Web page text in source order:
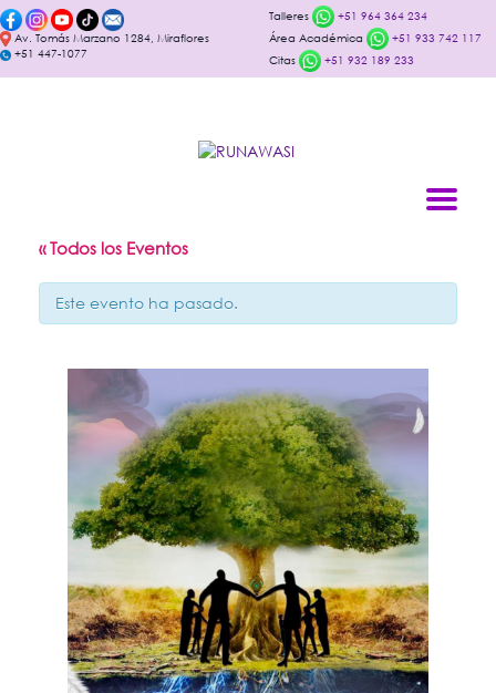
Av. Tomás Marzano 1284, Miraflores
+51 447-1077
Talleres
+51 964 364 234
Área Académica
+51 933 742 117
Citas
+51 932 189 233
« Todos los Eventos
Este evento ha pasado.